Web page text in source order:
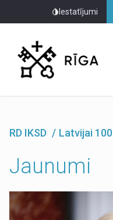
Iestatījumi
RD IKSD Latvijai 100
Jaunumi